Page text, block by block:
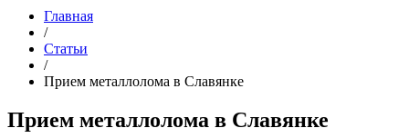
Главная
/
Статьи
/
Прием металлолома в Славянке
Прием металлолома в Славянке